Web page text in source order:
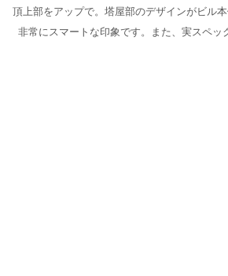
頂上部をアップで。塔屋部のデザインがビル
非常にスマートな印象です。また、実スペッ